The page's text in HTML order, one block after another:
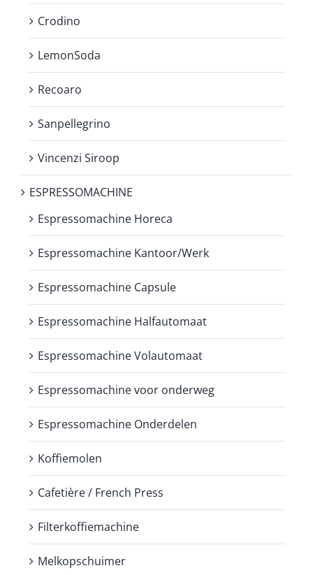
Crodino
LemonSoda
Recoaro
Sanpellegrino
Vincenzi Siroop
ESPRESSOMACHINE
Espressomachine Horeca
Espressomachine Kantoor/Werk
Espressomachine Capsule
Espressomachine Halfautomaat
Espressomachine Volautomaat
Espressomachine voor onderweg
Espressomachine Onderdelen
Koffiemolen
Cafetière / French Press
Filterkoffiemachine
Melkopschuimer